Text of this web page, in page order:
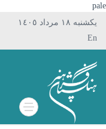
يکشنبه ١٨ مرداد ١٤٠٥
En